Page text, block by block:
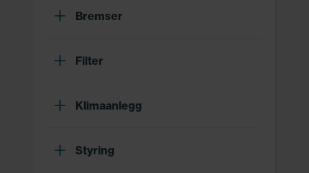
Bremser
Filter
Klimaanlegg
Styring